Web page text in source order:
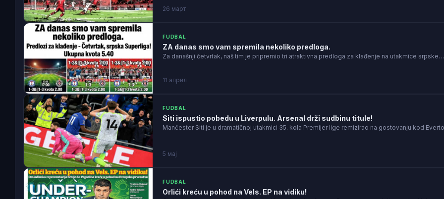
26 март
FUDBAL
ZA danas smo vam spremila nekoliko predloga.
Za današnji četvrtak, naš tim je pripremio tri atraktivna predloga za klađenje na utakmice srpske…
11 април
FUDBAL
Siti ispustio pobedu u Liverpulu. Arsenal drži sudbinu titule!
Mančester Siti je u dramatičnoj utakmici 35. kola Premijer lige remizirao na gostovanju kod
5 мај
FUDBAL
Orlići kreću u pohod na Vels. EP na vidiku!